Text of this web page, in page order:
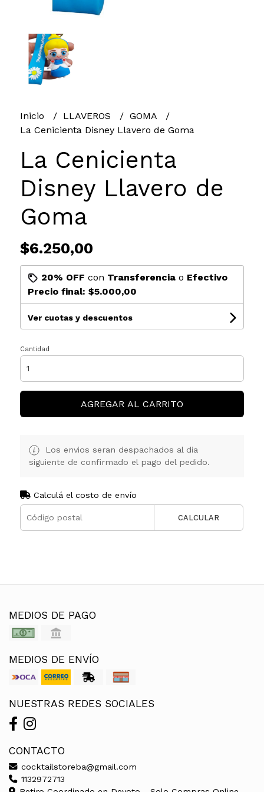
Inicio LLAVEROS
GOMA
La Cenicienta Disney Llavero de Goma
La Cenicienta
Disney Llavero de
Goma
$6.250,00
20% OFF con Transferenciao Efectivo
Precio final: $5.000,00
Ver cuotas y descuentos
Cantidad
AGREGAR AL CARRITO
Los envios seran despachados al dia
siguiente de confirmado el pago del pedido.
Calculá el costo de envío
CALCULAR
MEDIOS DE PAGO
MEDIOS DE ENVÍO
NUESTRAS REDES SOCIALES
CONTACTO
cocktailstoreba@gmail.com
1132972713